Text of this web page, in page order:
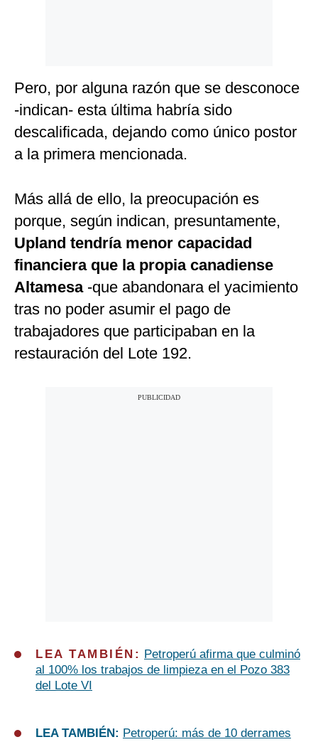
Pero, por alguna razón que se desconoce
-indican- esta última habría sido
descalificada, dejando como único postor
a la primera mencionada.
Más allá de ello, la preocupación es
porque, según indican, presuntamente,
Upland tendría menor capacidad
financiera que la propia canadiense
Altamesa -que abandonara el yacimiento
tras no poder asumir el pago de
trabajadores que participaban en la
restauración del Lote 192.
LEA TAMBIÉN:
Petroperú afirma que culminó
al 100% los trabajos de limpieza en el Pozo 383
del Lote VI
LEA TAMBIÉN: Petroperú: más de 10 derrames